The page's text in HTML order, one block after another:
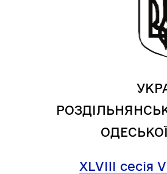
XLVIII сесія